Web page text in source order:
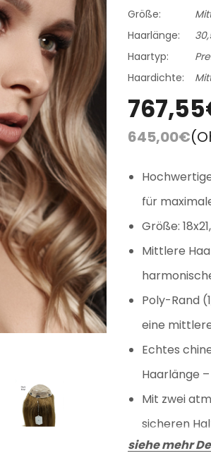
& Versand
Größe:
Haarlänge:
Haartyp:
Haardichte:
645,00€
für
Größe:
Mittlere
Poly-Rand
eine
Echtes
Haarlänge
Mit zwei
sicheren
siehe mehr